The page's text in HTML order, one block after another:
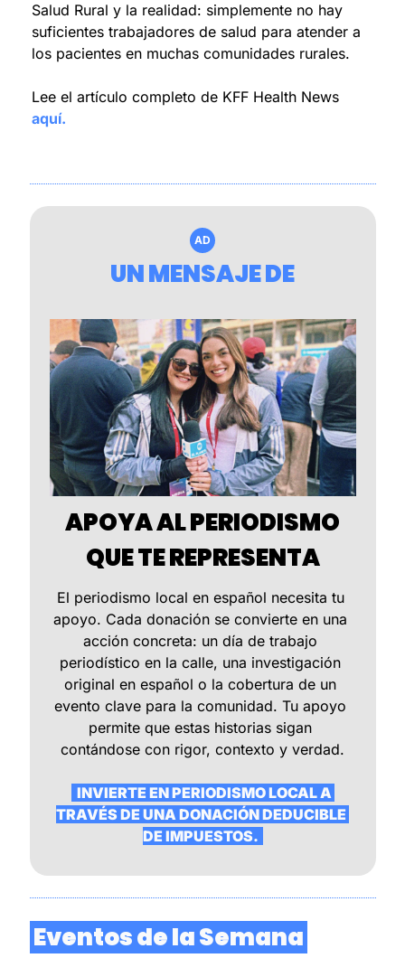
Salud Rural y la realidad: simplemente no hay
suficientes trabajadores de salud para atender a
los pacientes en muchas comunidades rurales.
Lee el artículo completo de KFF Health News
aquí.
AD
UN MENSAJE DE
APOYA AL PERIODISMO
QUE TE REPRESENTA
El periodismo local en español necesita tu
apoyo. Cada donación se convierte en una
acción concreta: un día de trabajo
periodístico en la calle, una investigación
original en español o la cobertura de un
evento clave para la comunidad. Tu apoyo
permite que estas historias sigan
contándose con rigor, contexto y verdad.
TRAVÉS DE UNA DONACIÓN DEDUCIBLE
DE IMPUESTOS.
Eventos de la Semana